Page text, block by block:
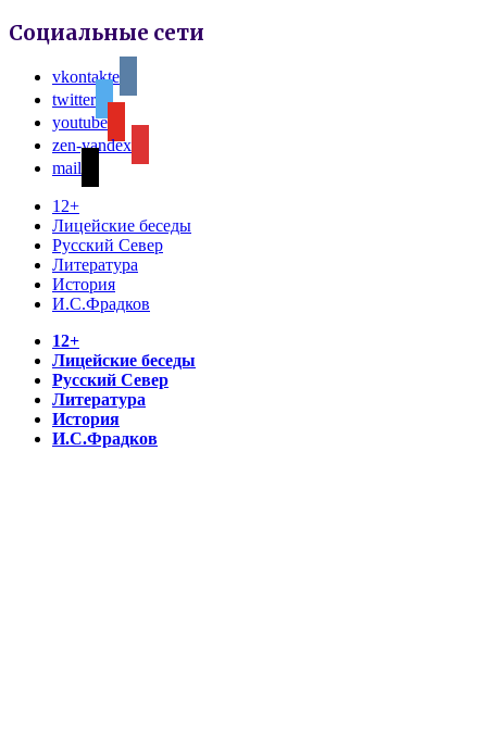
Социальные сети
vkontakte
twitter
youtube
zen-yandex
mail
12+
Лицейские беседы
Русский Север
Литература
История
И.С.Фрадков
12+
Лицейские беседы
Русский Север
Литература
История
И.С.Фрадков